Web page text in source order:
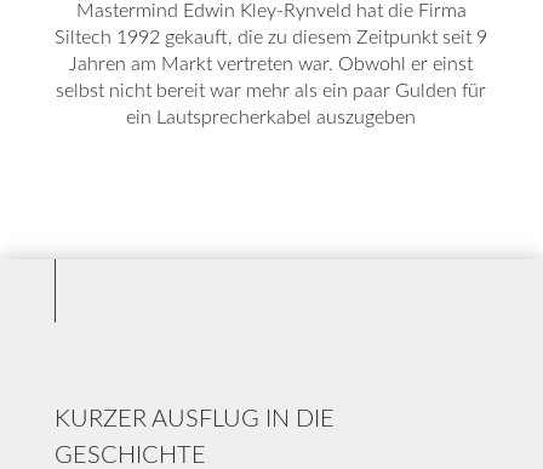
Mastermind Edwin Kley-Rynveld hat die Firma
Siltech 1992 gekauft, die zu diesem Zeitpunkt seit 9
Jahren am Markt vertreten war. Obwohl er einst
selbst nicht bereit war mehr als ein paar Gulden für
ein Lautsprecherkabel auszugeben
KURZER AUSFLUG IN DIE
GESCHICHTE